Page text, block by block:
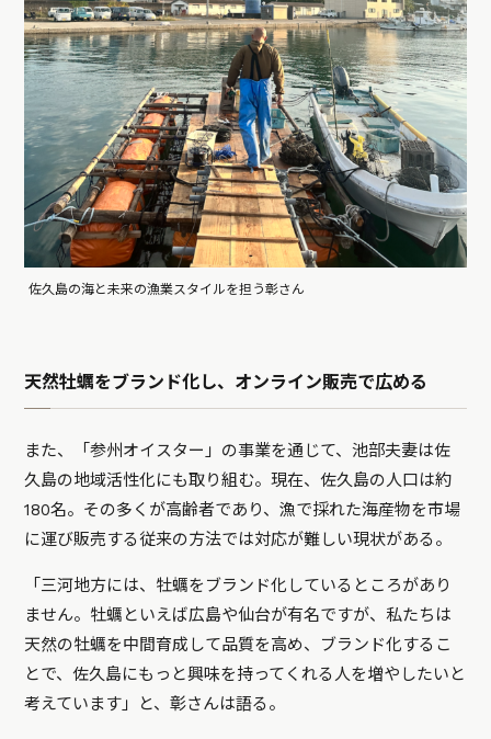
佐久島の海と未来の漁業スタイルを担う彰さん
天然牡蠣をブランド化し、オンライン販売で広める
また、「参州オイスター」の事業を通じて、池部夫妻は佐
久島の地域活性化にも取り組む。現在、佐久島の人口は約
180名。その多くが高齢者であり、漁で採れた海産物を市場
に運び販売する従来の方法では対応が難しい現状がある。
「三河地方には、牡蠣をブランド化しているところがあり
ません。牡蠣といえば広島や仙台が有名ですが、私たちは
天然の牡蠣を中間育成して品質を高め、ブランド化するこ
とで、佐久島にもっと興味を持ってくれる人を増やしたいと
考えています」と、彰さんは語る。